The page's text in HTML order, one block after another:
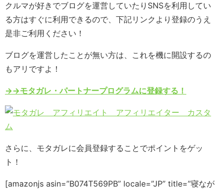
クルマが好きでブログを運営していたりSNSを利用してい
る方はすぐに利用できるので、下記リンクより登録のうえ
是非ご利用ください！
ブログを運営したことが無い方は、これを機に開設するの
もアリですよ！
→→モタガレ・パートナープログラムに登録する！
さらに、モタガレに会員登録することでポイントをゲッ
ト！
[amazonjs asin=”B074T569PB” locale=”JP” title=”寝なが